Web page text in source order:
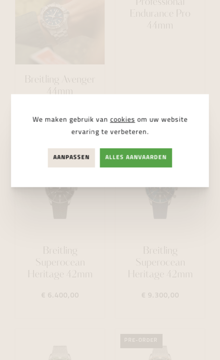
Breitling Avenger
44mm
Professional
Endurance Pro
44mm
Breitling
Superocean
Heritage 42mm
€ 6.400,00
Breitling
Superocean
Heritage 42mm
€ 9.300,00
PRE-ORDER
We maken gebruik van cookies om uw website
ervaring te verbeteren.
AANPASSEN ALLES AANVAARDEN